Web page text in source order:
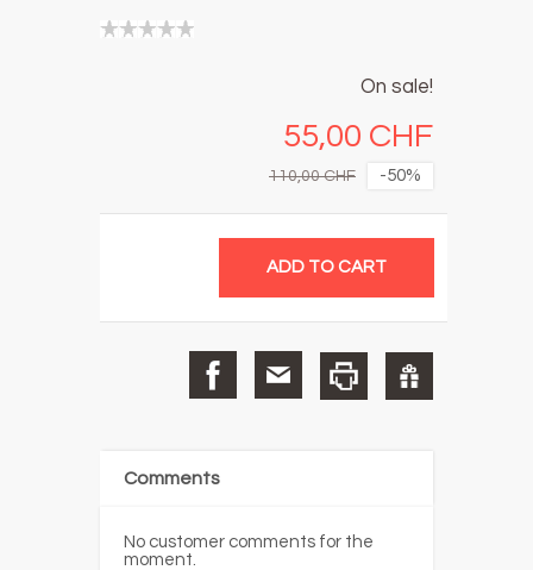
On sale!
55,00 CHF
-50%
110,00 CHF
Comments
No customer comments for the
moment.